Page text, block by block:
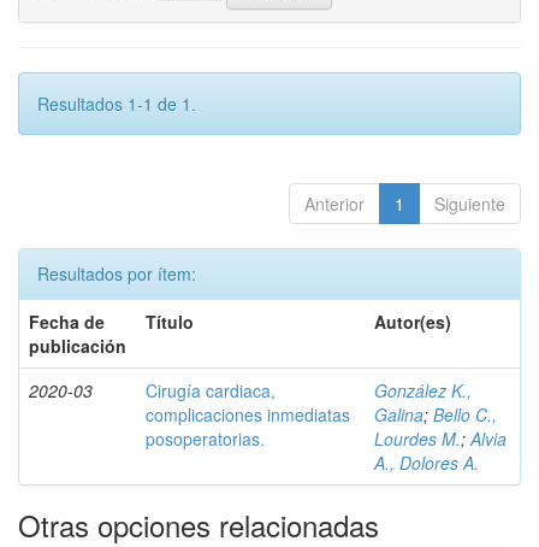
Resultados 1-1 de 1.
Anterior 1 Siguiente
Resultados por ítem:
Fecha de
publicación
Título Autor(es)
2020-03
Cirugía cardiaca,
complicaciones inmediatas
posoperatorias.
González K.,
Galina; Bello C.,
Lourdes M.; Alvia
A., Dolores A.
Otras opciones relacionadas